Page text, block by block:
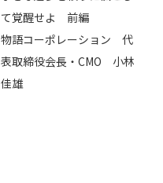
て覚醒せよ 前編
物語コーポレーション 代
表取締役会長・CMO 小林
佳雄